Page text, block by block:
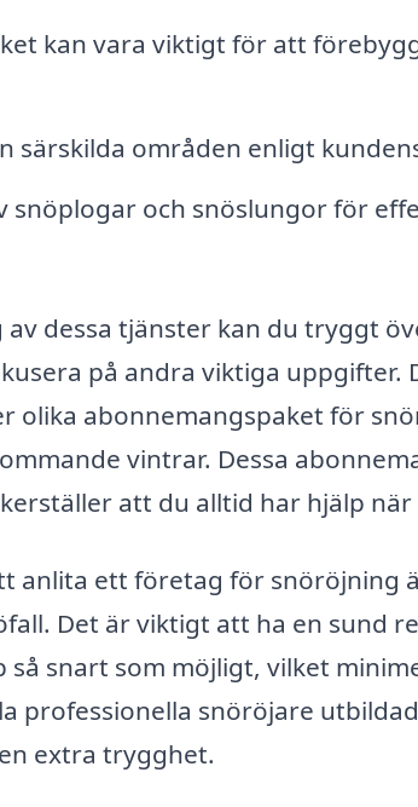
kan vara viktigt för att
särskilda områden enligt
snöplogar och snöslungor för
av dessa tjänster kan du tryggt
på andra viktiga uppgifter.
olika abonnemangspaket för
vintrar. Dessa
att du alltid har hjälp
anlita ett företag för snöröjning
Det är viktigt att ha en sund
så snart som möjligt, vilket
professionella snöröjare
extra trygghet.